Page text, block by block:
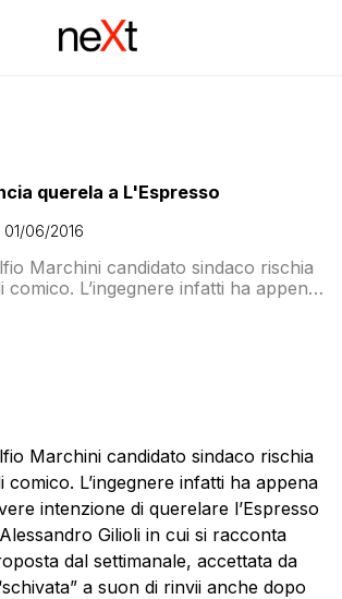
querela a L'Espresso
01/06/2016
Marchini candidato sindaco rischia
comico. L’ingegnere infatti ha appena
Gilioli in cui si racconta
dal settimanale, accettata da
le domande. Marchini infatti […]
Marchini candidato sindaco rischia
comico. L’ingegnere infatti ha appena
intenzione di querelare l’Espresso
Gilioli in cui si racconta
dal settimanale, accettata da
a suon di rinvii anche dopo